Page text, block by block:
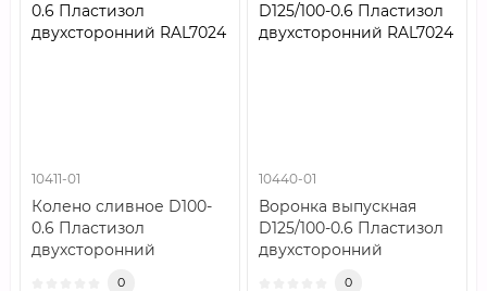
0.6 Пластизол
двухсторонний RAL7024
10411-01
Колено сливное D100-
0.6 Пластизол
двухсторонний
0
D125/100-0.6 Пластизол
двухсторонний RAL7024
10440-01
Воронка выпускная
D125/100-0.6 Пластизол
двухсторонний
0